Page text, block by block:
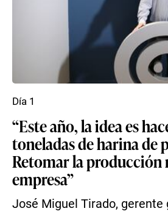
“Este año, la idea es
toneladas de harina de
Retomar la producción
empresa”
José Miguel Tirado, gerente
Día 1